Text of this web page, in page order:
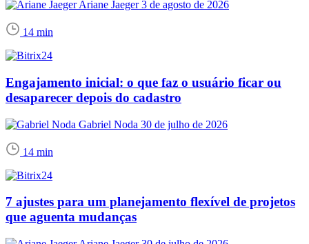
Ariane Jaeger3 de agosto de 2026
14 min
Engajamento inicial: o que faz o usuário ficar ou
desaparecer depois do cadastro
Gabriel Noda 30 de julho de 2026
14 min
7 ajustes para um planejamento flexível de projetos
que aguenta mudanças